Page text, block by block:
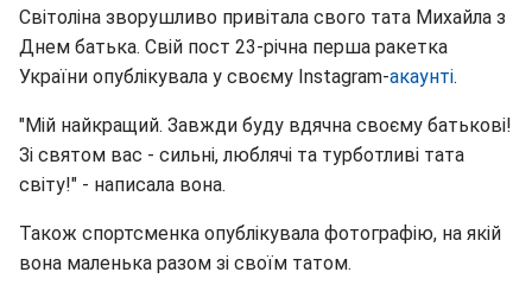
Світоліна зворушливо привітала свого тата Михайла з
Днем батька. Свій пост 23-річна перша ракетка
України опублікувала у своєму Instagram-акаунті.
"Мій найкращий. Завжди буду вдячна своєму батькові!
Зі святом вас - сильні, люблячі та турботливі тата
світу!" - написала вона.
Також спортсменка опублікувала фотографію, на якій
вона маленька разом зі своїм татом.